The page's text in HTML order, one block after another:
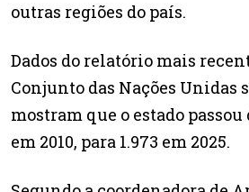
outras regiões do país.
Dados do relatório mais
Conjunto das Nações Unidas
mostram que o estado
em 2010, para 1.973 em 2025.